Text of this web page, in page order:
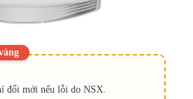
đổi mới nếu lỗi do NSX.